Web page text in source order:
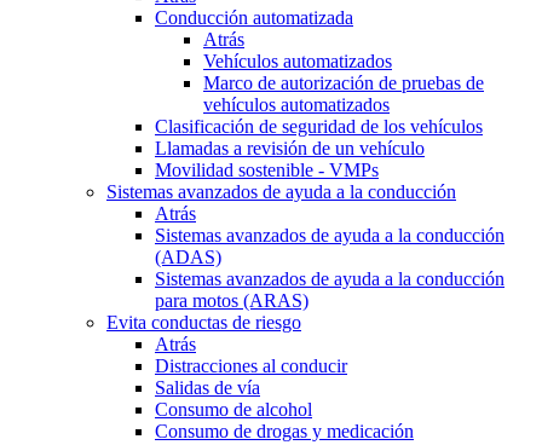
Conducción automatizada
Atrás
Vehículos automatizados
Marco de autorización de pruebas de
vehículos automatizados
Clasificación de seguridad de los vehículos
Llamadas a revisión de un vehículo
Movilidad sostenible - VMPs
Sistemas avanzados de ayuda a la conducción
Atrás
Sistemas avanzados de ayuda a la conducción
(ADAS)
Sistemas avanzados de ayuda a la conducción
para motos (ARAS)
Evita conductas de riesgo
Atrás
Distracciones al conducir
Salidas de vía
Consumo de alcohol
Consumo de drogas y medicación